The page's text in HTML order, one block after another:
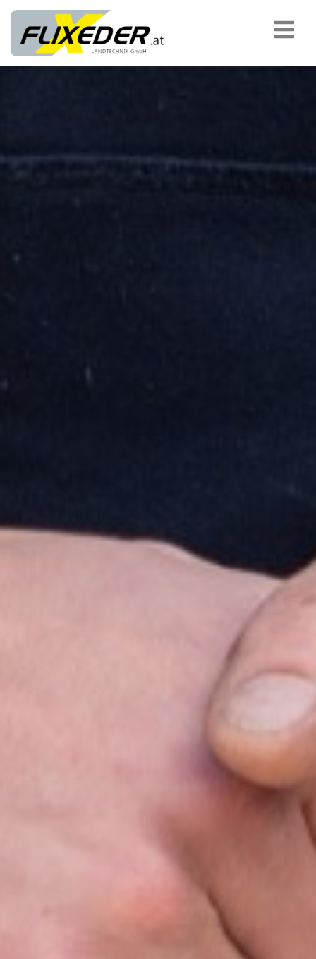
padding-top:
MASCHINENÜBERGABEN